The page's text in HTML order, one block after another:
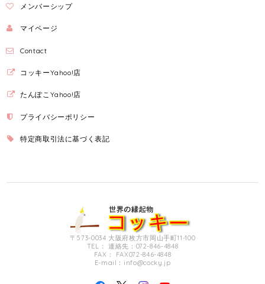
メンバーシップ
マイページ
Contact
コッキーYahoo!店
たんぽこYahoo!店
プライバシーポリシー
特定商取引法に基づく表記
〒573-0034 大阪府枚方市岡山手町11-100
TEL： 連絡先：072-846-4848
FAX： FAX072-846-4848
E-mail： info@cocky.jp